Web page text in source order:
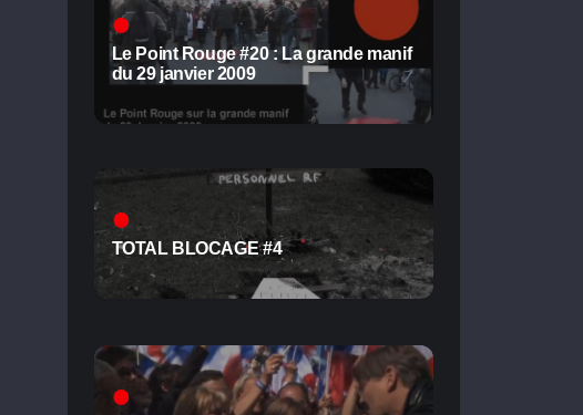
Le Point Rouge #20 : La grande manif
du 29 janvier 2009
TOTAL BLOCAGE #4